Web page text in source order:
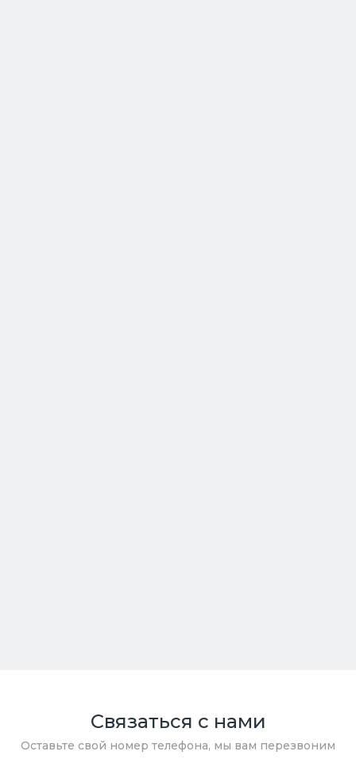
Связаться с нами
Оставьте свой номер телефона, мы вам перезвоним